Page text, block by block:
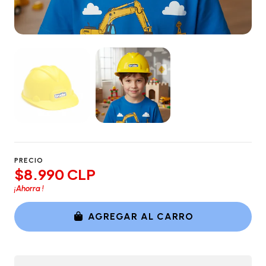
PRECIO
$8.990 CLP
¡Ahorra!
AGREGAR AL CARRO